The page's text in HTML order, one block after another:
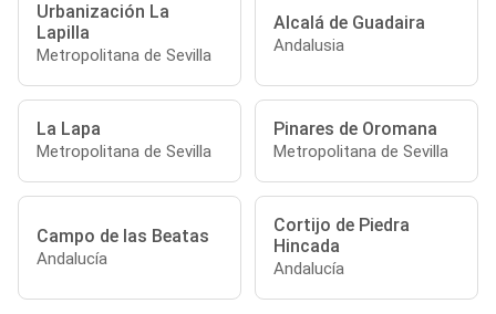
Urbanización La
Lapilla
Metropolitana de Sevilla
Alcalá de Guadaira
Andalusia
La Lapa
Metropolitana de Sevilla
Pinares de Oromana
Metropolitana de Sevilla
Campo de las Beatas
Andalucía
Cortijo de Piedra
Hincada
Andalucía